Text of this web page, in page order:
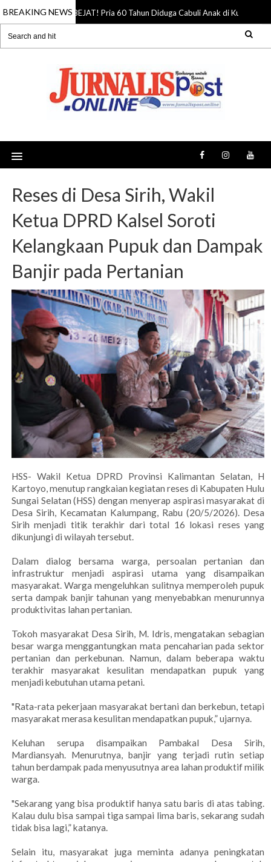
BREAKING NEWS
10 Aug 2026 BEJAT! Pria 60 Tahun Diduga Cabuli Anak di Kuala
Reses di Desa Sirih, Wakil
Ketua DPRD Kalsel Soroti
Kelangkaan Pupuk dan Dampak
Banjir pada Pertanian
HSS- Wakil Ketua DPRD Provinsi Kalimantan Selatan, H
Kartoyo, menutup rangkaian kegiatan reses di Kabupaten Hulu
Sungai Selatan (HSS) dengan menyerap aspirasi masyarakat di
Desa Sirih, Kecamatan Kalumpang, Rabu (20/5/2026). Desa
Sirih menjadi titik terakhir dari total 16 lokasi reses yang
dikunjungi di wilayah tersebut.
Dalam dialog bersama warga, persoalan pertanian dan
infrastruktur menjadi aspirasi utama yang disampaikan
masyarakat. Warga mengeluhkan sulitnya memperoleh pupuk
serta dampak banjir tahunan yang menyebabkan menurunnya
produktivitas lahan pertanian.
Tokoh masyarakat Desa Sirih, M. Idris, mengatakan sebagian
besar warga menggantungkan mata pencaharian pada sektor
pertanian dan perkebunan. Namun, dalam beberapa waktu
terakhir masyarakat kesulitan mendapatkan pupuk yang
menjadi kebutuhan utama petani.
"Rata-rata pekerjaan masyarakat bertani dan berkebun, tetapi
masyarakat merasa kesulitan mendapatkan pupuk,” ujarnya.
Keluhan serupa disampaikan Pambakal Desa Sirih,
Mardiansyah. Menurutnya, banjir yang terjadi rutin setiap
tahun berdampak pada menyusutnya area lahan produktif milik
warga.
"Sekarang yang bisa produktif hanya satu baris di atas tabing.
Kalau dulu bisa sampai tiga sampai lima baris, sekarang sudah
tidak bisa lagi,” katanya.
Selain itu, masyarakat juga meminta adanya peningkatan